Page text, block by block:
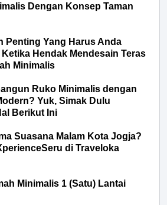
Dengan Konsep Taman
Penting Yang Harus Anda
Ketika Hendak Mendesain Teras
Minimalis
Ruko Minimalis dengan
Yuk, Simak Dulu
Berikut Ini
Suasana Malam Kota Jogja?
di Traveloka
Minimalis 1 (Satu) Lantai